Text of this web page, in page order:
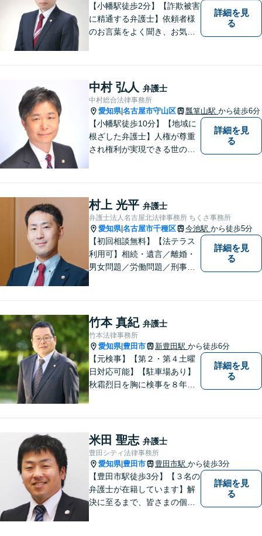
【小幡駅徒歩2分】【詐欺被害
に精通する弁護士】依頼者様
のお言葉をよく聞き、お気持
お気軽にご相談ください。
【土日・祝日も予約で対応
可】
詳細を見
る
中村 弘人 弁護士
中村総合法律事務所
愛知県|名古屋市守山区 瓢箪山駅 から徒歩6分
【小幡駅徒歩10分】【地域に
根ざした弁護士】人権が尊重
され権利が実現できる世の中
故など、幅広く対応可能。
【夜間／休日対応可能】お悩
みの方はどうぞお気軽にご相
談ください。
詳細を見
る
村上 光平 弁護士
弁護士法人名古屋北法律事務所 ちくさ事務所
愛知県|名古屋市千種区 今池駅 から徒歩5分
【初回相談無料】【法テラス
利用可】相続・遺言／離婚・
男女問題／労働問題／刑事事
ご提供。小さなお困り事でも
構いません【夜間・休日面
談】【完全個室】【今池駅3
分】
詳細を見
る
竹本 真紀 弁護士
竹本法律事務所
愛知県| 豊田市 新豊田駅 から徒歩6分
【元検事】【第２・第４土曜
日対応可能】【駐車場あり】
秋霜烈日を胸に検事を８年，
添い，「この地域」の方々の
悩みに対して一緒に解決を目
指したいと思います。お待ち
しております。
詳細を見
る
米田 聖志 弁護士
豊田シティ法律事務所
愛知県| 豊田市 豊田市駅 から徒歩3分
【豊田市駅徒歩3分】【３名の
弁護士が在籍しています】解
決に至るまで、皆さまの個別
詳細を見
る